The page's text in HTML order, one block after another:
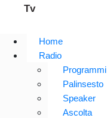
Tv
Home
Radio
Programmi
Palinsesto
Speaker
Ascolta